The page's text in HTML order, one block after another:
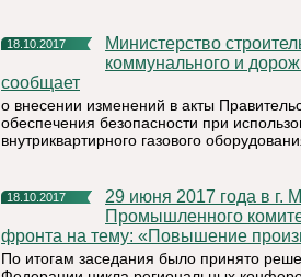
18.10.2017
Министерство строительства, тарифов, жилищно-
коммунального и
сообщает
о внесении изменений в акты
обеспечения безопасности при
внутриквартирного газового
18.10.2017
29 июня 2017 года в г. Москва проведено заседание
Промышленного
фронта на тему: «Повышение
По итогам заседания было принято